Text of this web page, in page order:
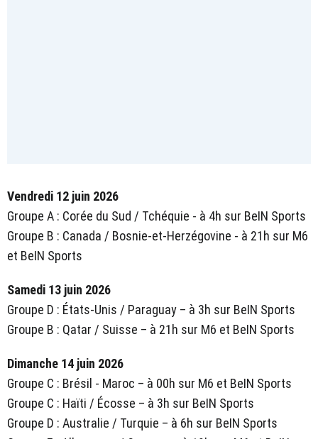
Vendredi 12 juin 2026
Groupe A : Corée du Sud / Tchéquie - à 4h sur BeIN Sports
Groupe B : Canada / Bosnie-et-Herzégovine - à 21h sur M6
et BeIN Sports
Samedi 13 juin 2026
Groupe D : États-Unis / Paraguay – à 3h sur BeIN Sports
Groupe B : Qatar / Suisse – à 21h sur M6 et BeIN Sports
Dimanche 14 juin 2026
Groupe C : Brésil - Maroc – à 00h sur M6 et BeIN Sports
Groupe C : Haïti / Écosse – à 3h sur BeIN Sports
Groupe D : Australie / Turquie – à 6h sur BeIN Sports